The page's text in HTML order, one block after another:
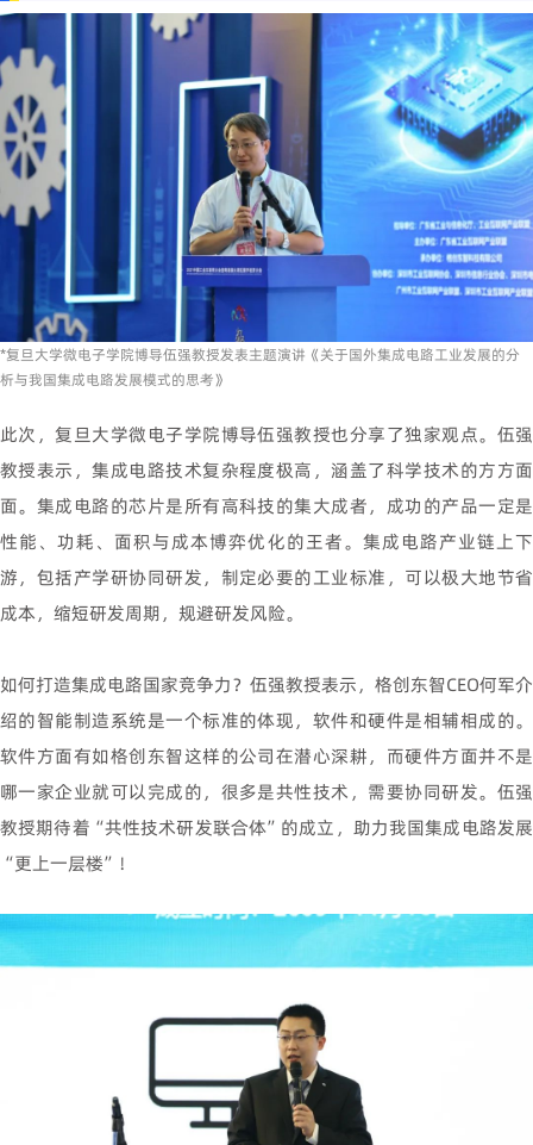
*复旦大学微电子学院博导伍强教授发表主题演讲《关于国外集成电路工业发展的分
析与我国集成电路发展模式的思考》
此次，复旦大学微电子学院博导伍强教授也分享了独家观点。伍强
教授表示，集成电路技术复杂程度极高，涵盖了科学技术的方方面
面。集成电路的芯片是所有高科技的集大成者，成功的产品一定是
性能、功耗、面积与成本博弈优化的王者。集成电路产业链上下
游，包括产学研协同研发，制定必要的工业标准，可以极大地节省
成本，缩短研发周期，规避研发风险。
如何打造集成电路国家竞争力？伍强教授表示，格创东智CEO何军介
绍的智能制造系统是一个标准的体现，软件和硬件是相辅相成的。
软件方面有如格创东智这样的公司在潜心深耕，而硬件方面并不是
哪一家企业就可以完成的，很多是共性技术，需要协同研发。伍强
教授期待着“共性技术研发联合体”的成立，助力我国集成电路发展
“更上一层楼”！